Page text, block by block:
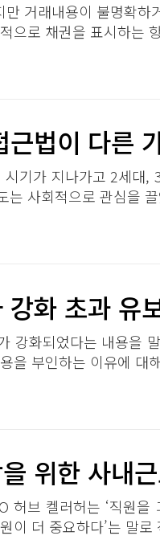
거래내용이 불명확
으로 채권을 표시하는
법이 다른
기가 지나가고 2세대
는 사회적으로 관심을
화 초과 유
강화되었다는 내용을
을 부인하는 이유에
위한 사내
허브 켈러허는 ‘직원
이 더 중요하다’는 말